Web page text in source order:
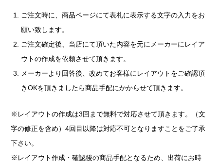
ご注文時に、商品ページにて表札に表示する文字の入力をお
願い致します。
ご注文確定後、当店にて頂いた内容を元にメーカーにレイア
ウトの作成を依頼させて頂きます。
メーカーより回答後、改めてお客様にレイアウトをご確認頂
きOKを頂きましたら商品手配にかからせて頂きます。
※レイアウトの作成は3回まで無料で対応させて頂きます。（文
字の修正を含め）4回目以降は対応不可となりますことをご了承
下さい。
※レイアウト作成・確認後の商品手配となるため、出荷にお時